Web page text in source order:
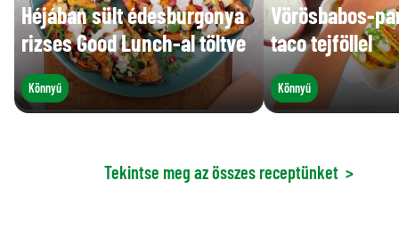
Héjában sült édesburgonya
rizses Good Lunch-al töltve
Könnyű
Vörösbabos-
taco tejföllel
Könnyű
Tekintse meg az összes receptünket >